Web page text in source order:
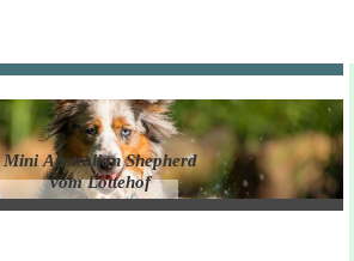
Mini Australian Shepherd
vom Lottehof